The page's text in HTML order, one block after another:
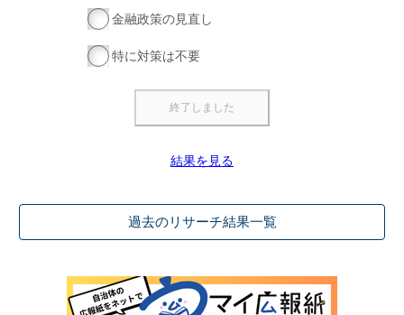
金融政策の見直し
特に対策は不要
結果を見る
過去のリサーチ結果一覧